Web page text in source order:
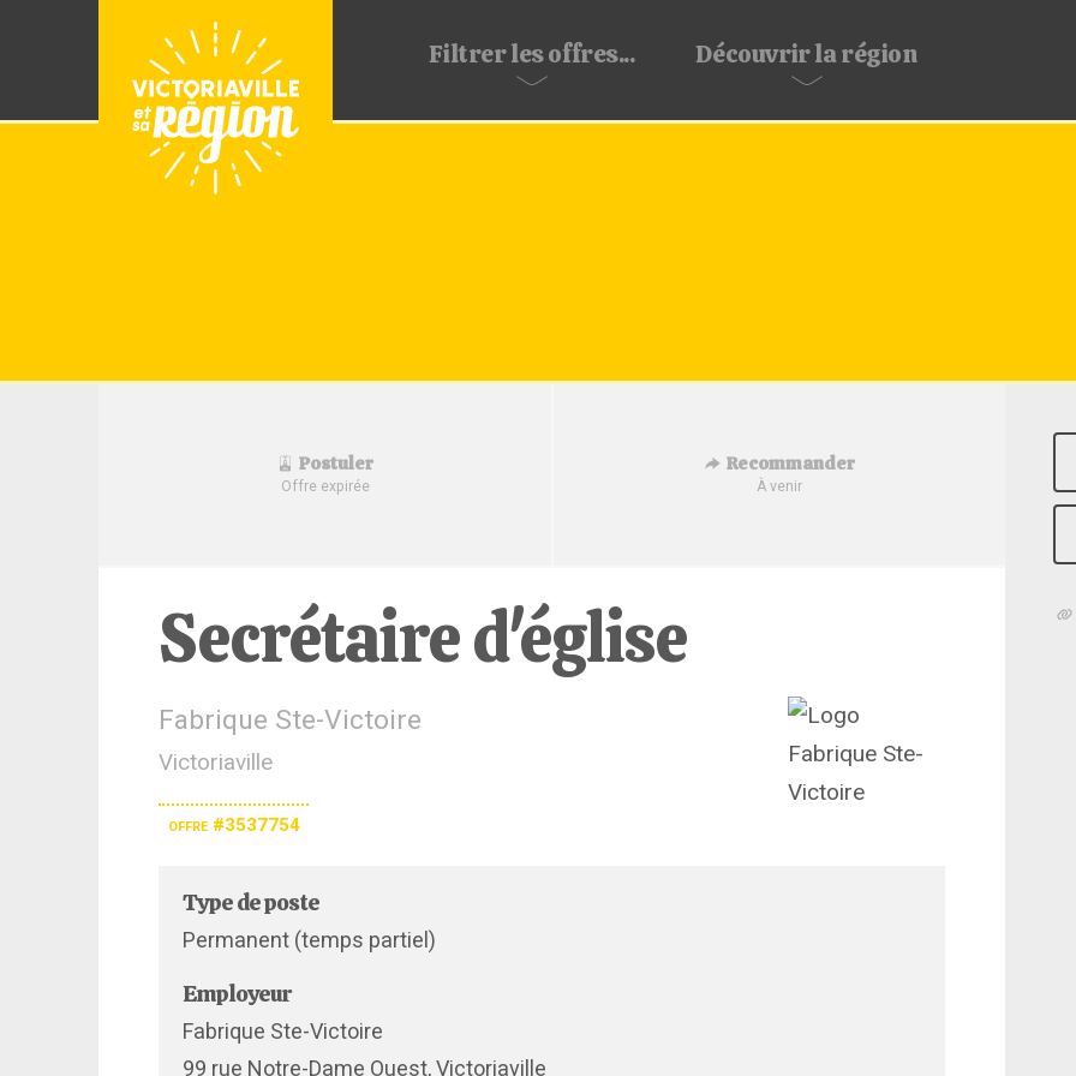
Filtrerles offres... Découvrirla région
Postuler
Offre expirée
Recommander
À venir
Secrétaire d'église
Fabrique Ste-Victoire
Victoriaville
offre #3537754
Type de poste
Permanent (temps partiel)
Employeur
Fabrique Ste-Victoire
99 rue Notre-Dame Ouest, Victoriaville